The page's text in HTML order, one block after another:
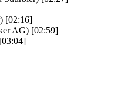
[02:16]
AG) [02:59]
[03:04]